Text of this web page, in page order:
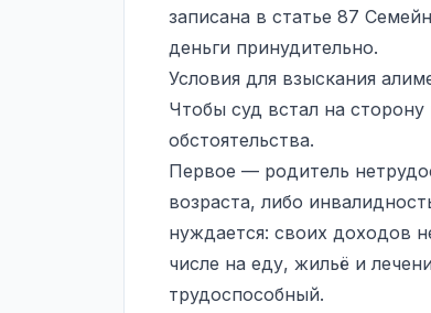
записана в статье 87
деньги принудительно.
Условия для взыскания
Чтобы суд встал на
обстоятельства.
Первое — родитель
возраста, либо
нуждается: своих доходов
числе на еду, жильё и
трудоспособный.